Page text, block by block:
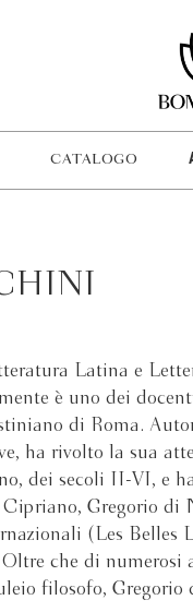
CATALOGO
Latina e
è uno dei
di Roma.
ha rivolto la sua
dei secoli II-VI, e
Gregorio di
(Les Belles
che di numerosi
filosofo, Gregorio